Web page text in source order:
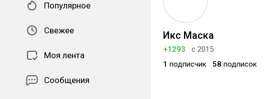
Популярное
Свежее
Моя лента
Сообщения
Икс Маска
+1293
с 2015
1 подписчик 58 подписок